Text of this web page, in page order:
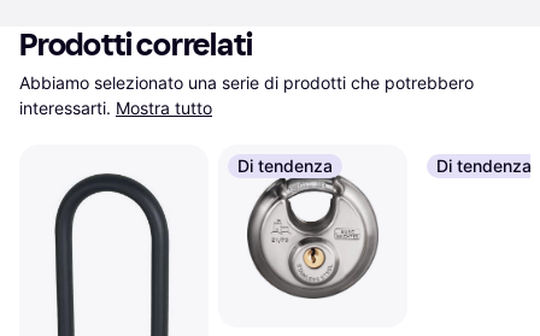
Prodotti correlati
Abbiamo selezionato una serie di prodotti che potrebbero
interessarti. Mostra tutto
Di tendenza Di tendenza